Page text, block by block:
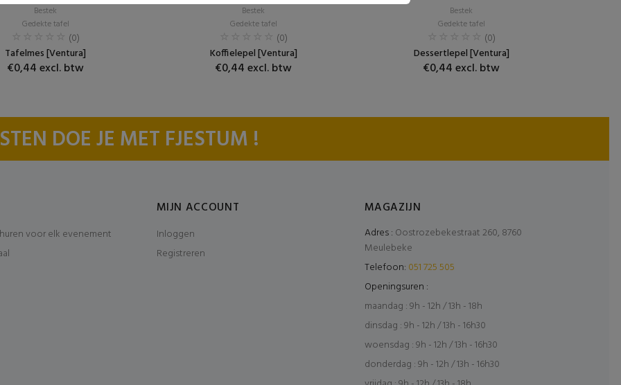
Bestek
Gedekte tafel
(0)
Tafelmes [Ventura]
€0,44 excl. btw
Bestek
Gedekte tafel
(0)
Koffielepel [Ventura]
€0,44 excl. btw
Bestek
Gedekte tafel
(0)
Dessertlepel [Ventura]
€0,44 excl. btw
DOE JE MET FJESTUM !
voor elk evenement
MIJN ACCOUNT
Inloggen
Registreren
MAGAZIJN
Adres : Oostrozebekestraat 260, 8760
Meulebeke
Telefoon: 051 725 505
Openingsuren :
maandag : 9h - 12h / 13h - 18h
dinsdag : 9h - 12h / 13h - 16h30
woensdag : 9h - 12h / 13h - 16h30
donderdag : 9h - 12h / 13h - 16h30